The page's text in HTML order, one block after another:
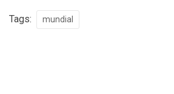
Tags: mundial